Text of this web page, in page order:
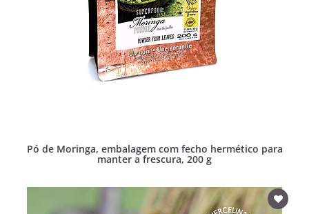
Pó de Moringa, embalagem com fecho hermético para
manter a frescura, 200 g